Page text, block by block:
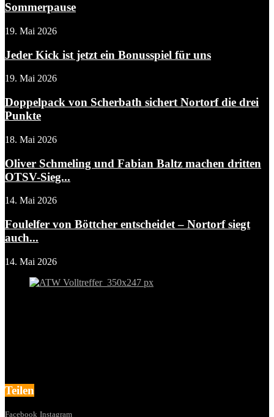
Sommerpause
19. Mai 2026
Jeder Kick ist jetzt ein Bonusspiel für uns
19. Mai 2026
Doppelpack von Scherbath sichert Nortorf die drei
Punkte
18. Mai 2026
Oliver Schmeling und Fabian Baltz machen dritten
OTSV-Sieg...
14. Mai 2026
Foulelfer von Böttcher entscheidet – Nortorf siegt
auch...
14. Mai 2026
Teilen
Facebook Instagram